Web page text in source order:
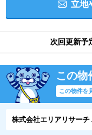
立地
次回更新予
この物
この物件を
株式会社エリアリサー